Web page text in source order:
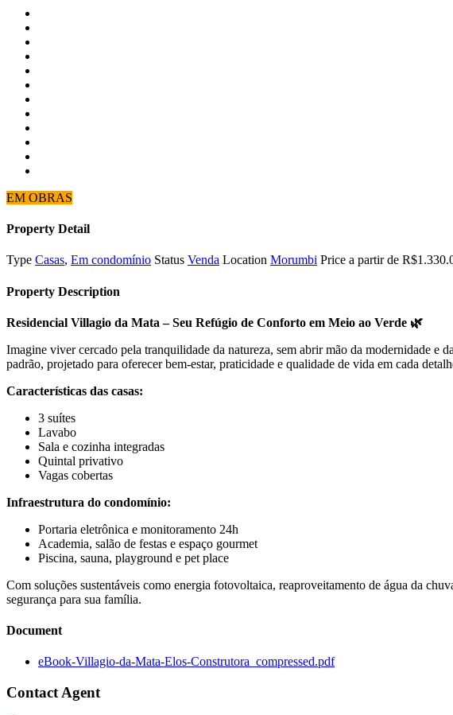
EM OBRAS
Property Detail
Type Casas, Em condomínio Status Venda Location Morumbi Price a partir de
Property Description
Residencial Villagio da Mata – Seu Refúgio de Conforto em Meio ao Verde 🌿
Imagine viver cercado pela tranquilidade da natureza, sem abrir mão da modernidade e
padrão, projetado para oferecer bem-estar, praticidade e qualidade de vida em cada
Características das casas:
3 suítes
Lavabo
Sala e cozinha integradas
Quintal privativo
Vagas cobertas
Infraestrutura do condomínio:
Portaria eletrônica e monitoramento 24h
Academia, salão de festas e espaço gourmet
Piscina, sauna, playground e pet place
Com soluções sustentáveis como energia fotovoltaica, reaproveitamento de água da
segurança para sua família.
Document
eBook-Villagio-da-Mata-Elos-Construtora_compressed.pdf
Contact Agent